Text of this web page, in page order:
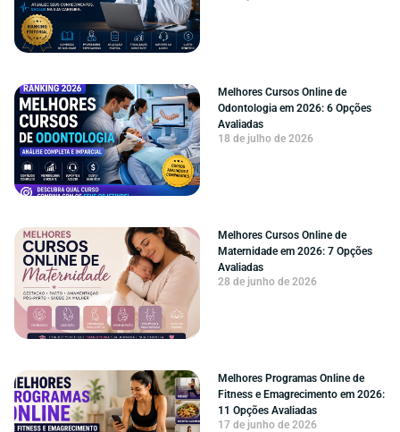
Melhores Cursos Online de
Odontologia em 2026: 6 Opções
Avaliadas
18 de julho de 2026
Melhores Cursos Online de
Maternidade em 2026: 7 Opções
Avaliadas
28 de junho de 2026
Melhores Programas Online de
Fitness e Emagrecimento em 2026:
11 Opções Avaliadas
17 de junho de 2026